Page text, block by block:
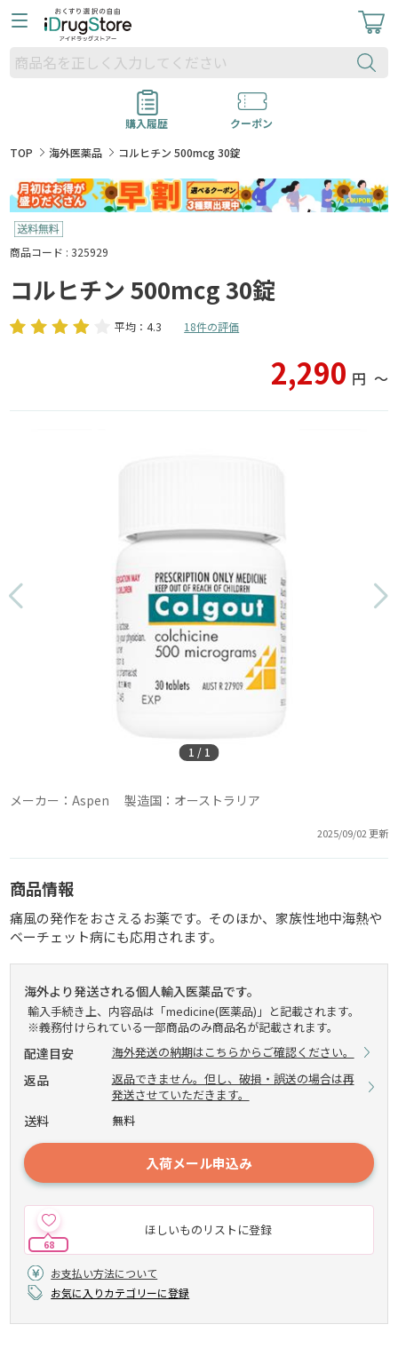
購入履歴
クーポン
TOP
海外医薬品 コルヒチン 500mcg 30錠
商品コード : 325929
コルヒチン 500mcg 30錠
平均：4.3 18件の評価
2,290 円 〜
1 / 1
メーカー：Aspen 製造国：オーストラリア
2025/09/02 更新
商品情報
痛風の発作をおさえるお薬です。そのほか、家族性地中海熱や
ベーチェット病にも応用されます。
海外より発送される個人輸入医薬品です。
輸入手続き上、内容品は「medicine(医薬品)」と記載されます。
※義務付けられている一部商品のみ商品名が記載されます。
配達目安 海外発送の納期はこちらからご確認ください。
返品
返品できません。但し、破損・誤送の場合は再
発送させていただきます。
送料 無料
入荷メール申込み
ほしいものリストに登録
68
お支払い方法について
お気に入りカテゴリーに登録